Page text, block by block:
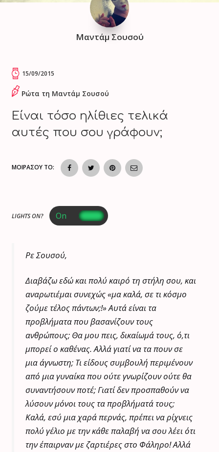
Μαντάμ Σουσού
15/09/2015
Ρώτα τη Μαντάμ Σουσού
Είναι τόσο ηλίθιες τελικά
αυτές που σου γράφουν;
ΜΟΙΡΑΣΟΥ ΤΟ:
LIGHTS ON?
Ρε Σουσού,
Διαβάζω εδώ και πολύ καιρό τη στήλη σου, και
αναρωτιέμαι συνεχώς «μα καλά, σε τι κόσμο
ζούμε τέλος πάντων;!» Αυτά είναι τα
προβλήματα που βασανίζουν τους
ανθρώπους; Θα μου πεις, δικαίωμά τους, ό,τι
μπορεί ο καθένας. Αλλά γιατί να τα πουν σε
μια άγνωστη; Τι είδους συμβουλή περιμένουν
από μια γυναίκα που ούτε γνωρίζουν ούτε θα
συναντήσουν ποτέ; Γιατί δεν προσπαθούν να
λύσουν μόνοι τους τα προβλήματά τους;
Καλά, εσύ μια χαρά περνάς, πρέπει να ρίχνεις
πολύ γέλιο με την κάθε παλαβή να σου λέει ότι
την έπαιρναν με ζαρτιέρες στο Φάληρο! Αλλά